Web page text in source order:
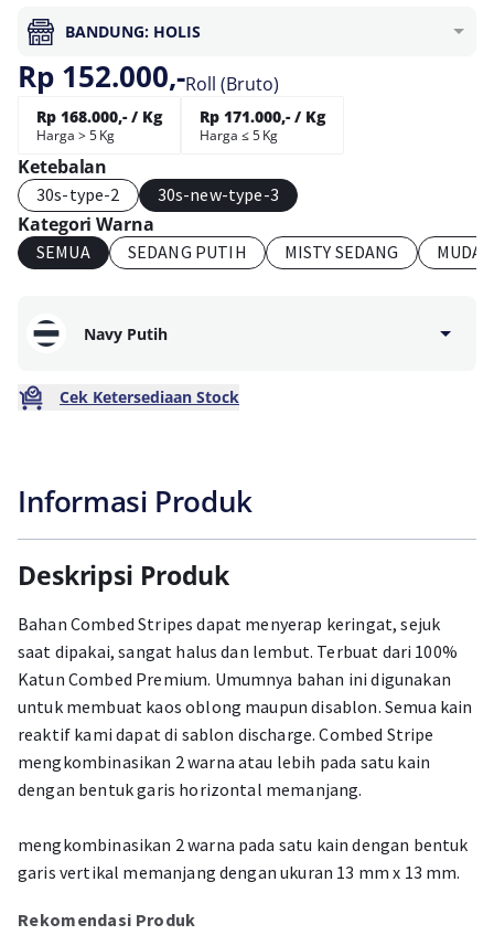
BANDUNG: HOLIS
Rp 152.000,-Roll (Bruto)
Rp 168.000,- / Kg
Harga > 5 Kg
Rp 171.000,- / Kg
Harga ≤ 5 Kg
Ketebalan
30s-type-2 30s-new-type-3
Kategori Warna
SEMUA SEDANG PUTIH MISTY SEDANG MUDA
Navy Putih
Cek Ketersediaan Stock
Informasi Produk
Deskripsi Produk
Bahan Combed Stripes dapat menyerap keringat, sejuk
saat dipakai, sangat halus dan lembut. Terbuat dari 100%
Katun Combed Premium. Umumnya bahan ini digunakan
untuk membuat kaos oblong maupun disablon. Semua kain
reaktif kami dapat di sablon discharge. Combed Stripe
mengkombinasikan 2 warna atau lebih pada satu kain
dengan bentuk garis horizontal memanjang.
mengkombinasikan 2 warna pada satu kain dengan bentuk
garis vertikal memanjang dengan ukuran 13 mm x 13 mm.
Rekomendasi Produk